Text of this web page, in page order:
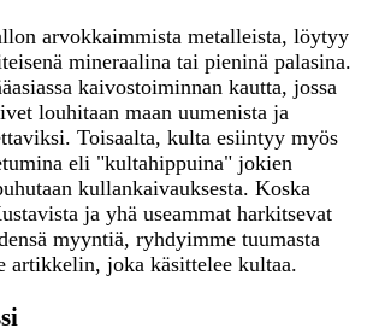
arvokkaimmista metalleista, löytyy
mineraalina tai pieninä palasina.
kaivostoiminnan kautta, jossa
louhitaan maan uumenista ja
Toisaalta, kulta esiintyy myös
eli "kultahippuina" jokien
kullankaivauksesta. Koska
ja yhä useammat harkitsevat
myyntiä, ryhdyimme tuumasta
artikkelin, joka käsittelee kultaa.